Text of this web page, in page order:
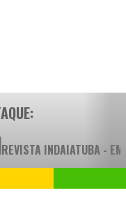
REVISTA INDAIATUBA -